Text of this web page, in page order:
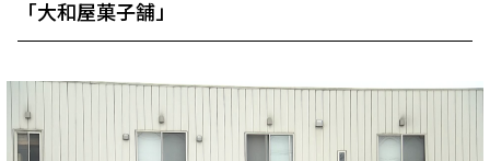
「大和屋菓子舗」